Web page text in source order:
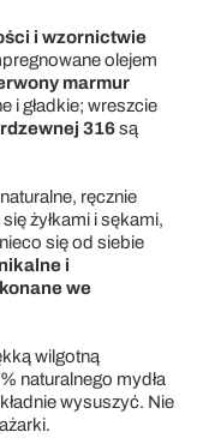
i wzornictwie
olejem
marmur
i gładkie; wreszcie
316są
ręcznie
żyłkami i sękami,
się od siebie
i
we
wilgotną
naturalnego mydła
wysuszyć. Nie